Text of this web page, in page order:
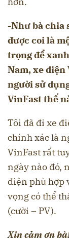
-Như bà chia
được coi là
trọng để
Nam, xe
người sử
VinFast thế
Tôi đã đi xe
chính xác là
VinFast rất
ngày nào đó,
điện phù hợp
vọng có thể
(cười – PV).
Xin cảm ơn